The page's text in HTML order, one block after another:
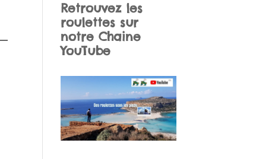
Retrouvez les
roulettes sur
notre Chaine
YouTube